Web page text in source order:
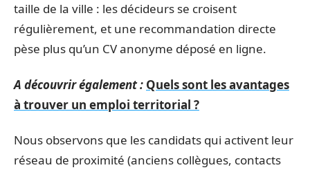
taille de la ville : les décideurs se croisent
régulièrement, et une recommandation directe
pèse plus qu’un CV anonyme déposé en ligne.
A découvrir également : Quels sont les avantages
à trouver un emploi territorial ?
Nous observons que les candidats qui activent leur
réseau de proximité (anciens collègues, contacts